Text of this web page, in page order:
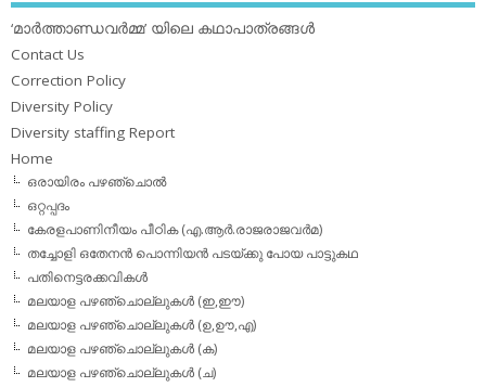
‘മാര്‍ത്താണ്ഡവര്‍മ്മ’ യിലെ കഥാപാത്രങ്ങള്‍
Contact Us
Correction Policy
Diversity Policy
Diversity staffing Report
Home
ഒരായിരം പഴഞ്ചൊല്‍
ഒറ്റപ്പദം
കേരളപാണിനീയം പീഠിക (എ.ആര്‍.രാജരാജവര്‍മ)
തച്ചോളി ഒതേനൻ പൊന്നിയൻ പടയ്‌ക്കു പോയ പാട്ടുകഥ
പതിനെട്ടരക്കവികള്‍
മലയാള പഴഞ്ചൊല്ലുകള്‍ (ഇ,ഈ)
മലയാള പഴഞ്ചൊല്ലുകള്‍ (ഉ,ഊ,എ)
മലയാള പഴഞ്ചൊല്ലുകള്‍ (ക)
മലയാള പഴഞ്ചൊല്ലുകള്‍ (ച)